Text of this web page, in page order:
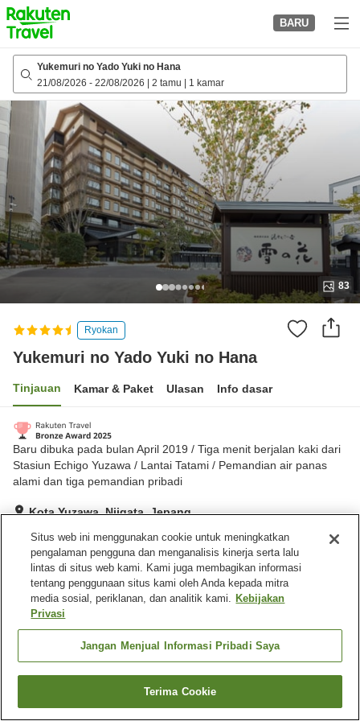
to
top
page
BARU
Yukemuri no Yado Yuki no Hana
21/08/2026 - 22/08/2026 2 tamu 1 kamar
83
Ryokan
Yukemuri no Yado Yuki no Hana
Tinjauan Kamar & Paket Ulasan Info dasar
Baru dibuka pada bulan April 2019 / Tiga menit berjalan kaki dari
Stasiun Echigo Yuzawa / Lantai Tatami / Pemandian air panas
alami dan tiga pemandian pribadi
Kota Yuzawa, Niigata, Jepang
Hebat Ulasan:429
Fasilitas properti
Spa / Salon kecantikan
Restoran
Yukemuri no Yado Yuki no HanaCari kamar
Situs web ini menggunakan cookie untuk meningkatkan
pengalaman pengguna dan menganalisis kinerja serta lalu
lintas di situs web kami. Kami juga membagikan informasi
tentang penggunaan situs kami oleh Anda kepada mitra
media sosial, periklanan, dan analitik kami. Kebijakan
Privasi
Jangan Menjual Informasi Pribadi Saya
Terima Cookie